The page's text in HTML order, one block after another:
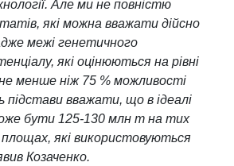
Але ми не повністю
які можна вважати дійсно
межі генетичного
які оцінюються на рівні
менше ніж 75 % можливості
вважати, що в ідеалі
бути 125-130 млн т на тих
площах, які використовуються
Козаченко.